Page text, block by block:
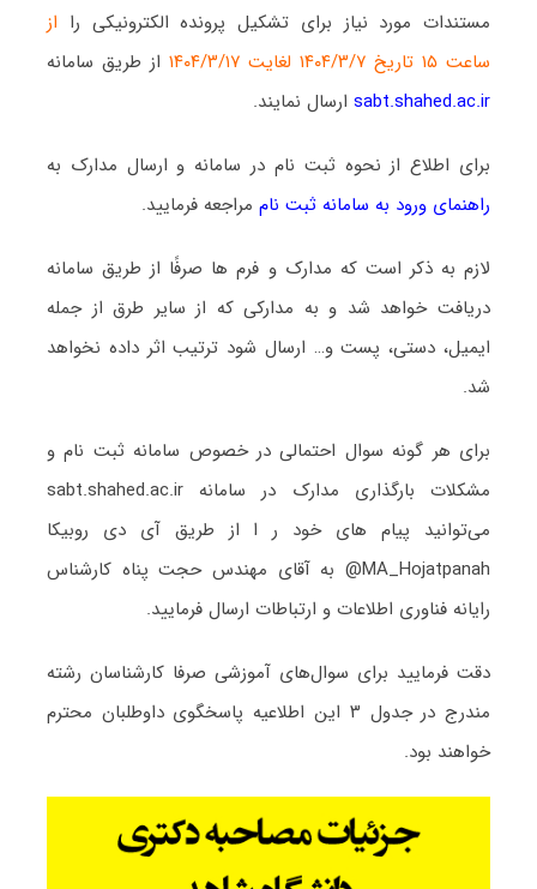
مستندات مورد نیاز برای تشکیل پرونده الکترونیکی را از
ساعت ۱۵ تاریخ ۱۴۰۴/۳/۷ لغایت ۱۴۰۴/۳/۱۷
از طریق سامانه
sabt.shahed.ac.irارسال نمایند.
برای اطلاع از نحوه ثبت نام در سامانه و ارسال مدارک به
راهنمای ورود به سامانه ثبت ناممراجعه فرمایید.
لازم به ذکر است که مدارک و فرم ها صرفًا از طریق سامانه
دریافت خواهد شد و به مدارکی که از سایر طرق از جمله
ایمیل، دستی، پست و… ارسال شود ترتیب اثر داده نخواهد
شد.
برای هر گونه سوال احتمالی در خصوص سامانه ثبت نام و
مشکلات بارگذاری مدارک در سامانه sabt.shahed.ac.ir
می‌توانید پیام های خود ر ا از طریق آی دی روبیکا
MA_Hojatpanah@ به آقای مهندس حجت پناه کارشناس
رایانه فناوری اطلاعات و ارتباطات ارسال فرمایید.
دقت فرمایید برای سوال‌های آموزشی صرفا کارشناسان رشته
مندرج در جدول ۳ این اطلاعیه پاسخگوی داوطلبان محترم
خواهند بود.